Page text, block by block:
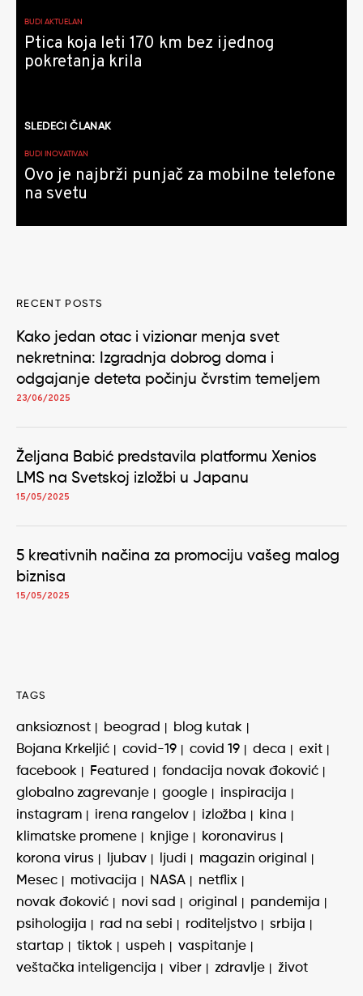
BUDI AKTUELAN
Ptica koja leti 170 km bez ijednog
pokretanja krila
SLEDEĆI ČLANAK
BUDI INOVATIVAN
Ovo je najbrži punjač za mobilne telefone
na svetu
RECENT POSTS
Kako jedan otac i vizionar menja svet
nekretnina: Izgradnja dobrog doma i
odgajanje deteta počinju čvrstim temeljem
23/06/2025
Željana Babić predstavila platformu Xenios
LMS na Svetskoj izložbi u Japanu
15/05/2025
5 kreativnih načina za promociju vašeg malog
biznisa
15/05/2025
TAGS
anksioznost beograd
blog kutak
Bojana Krkeljić
covid-19 covid 19 deca
exit
facebook
Featured
fondacija novak đoković
globalno zagrevanje
google
inspiracija
instagram
irena rangelov izložba
kina
klimatske promene
knjige
koronavirus
korona virus
ljubav ljudi
magazin original
Mesec
motivacija NASA
netflix
novak đoković
novi sad original
pandemija
psihologija
rad na sebi roditeljstvo
srbija
startap
tiktok uspeh
vaspitanje
veštačka inteligencija
viber zdravlje život